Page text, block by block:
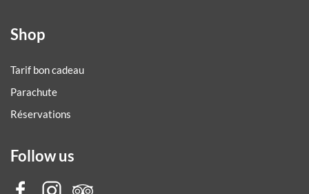
Shop
Tarif bon cadeau
Parachute
Réservations
Follow us